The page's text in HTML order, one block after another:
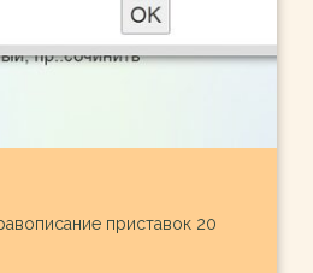
приставок 20